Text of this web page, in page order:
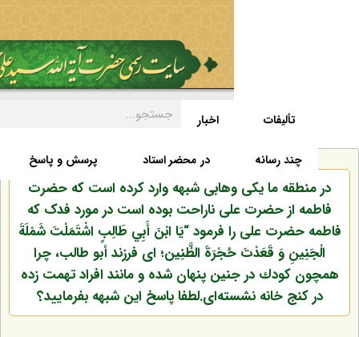
صفحه نخست زندگی نامه اخبار
پرسش و پاسخ در محضر استاد
ما یکی وهابی شبهه وارد کرده است که حضرت
حضرت علی ناراحت بوده است در مورد فدک که
علی را فرمود “يَا ابْنَ أَبِي طَالِبٍ اشْتَمَلْتَ شَمْلَةَ
وَ قَعَدْتَ حُجْرَةَ الظَّنِين؛ اى فرزند أبو طالب، چرا
در جنين پنهان شده و مانند افراد تهمت ‏زده
خانه نشسته‏‌اى.لطفا پاسخ این شبهه بفرمایید؟